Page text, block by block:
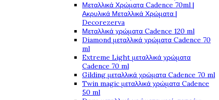
Μεταλλικά Χρώματα Cadence 70ml |
Ακρυλικά Μεταλλικά Χρώματα |
Decorezerva
Μεταλλικά χρώματα Cadence 120 ml
Diamond μεταλλικά χρώματα Cadence 70
ml
Extreme Light μεταλλικά χρώματα
Cadence 70 ml
Gilding μεταλλικά χρώματα Cadence 70 ml
Twin magic μεταλλικά χρώματα Cadence
50 ml